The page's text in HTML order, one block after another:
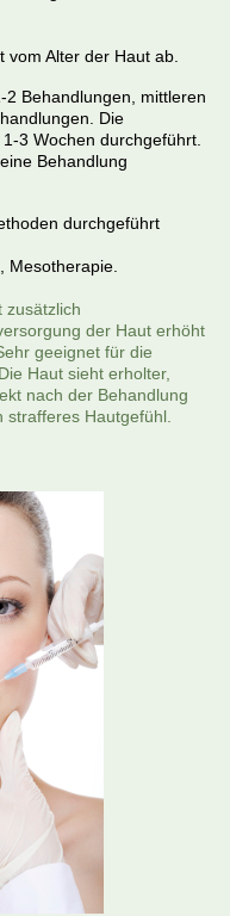
Alter der Haut ab.
Behandlungen, mittleren
Die
3 Wochen durchgeführt.
Behandlung
durchgeführt
Mesotherapie.
zusätzlich
der Haut erhöht
geeignet für die
Haut sieht erholter,
nach der Behandlung
strafferes Hautgefühl.